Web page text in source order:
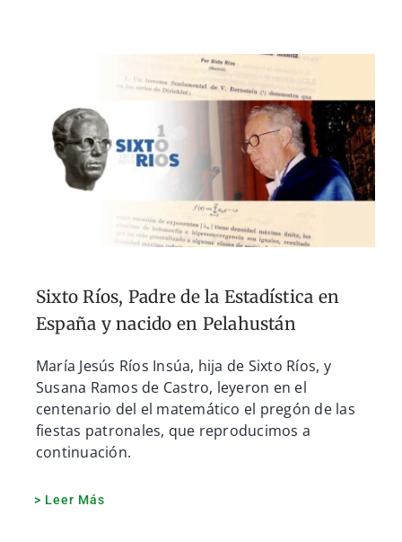
Sixto Ríos, Padre de la Estadística en
España y nacido en Pelahustán
María Jesús Ríos Insúa, hija de Sixto Ríos, y
Susana Ramos de Castro, leyeron en el
centenario del el matemático el pregón de las
fiestas patronales, que reproducimos a
continuación.
> Leer Más